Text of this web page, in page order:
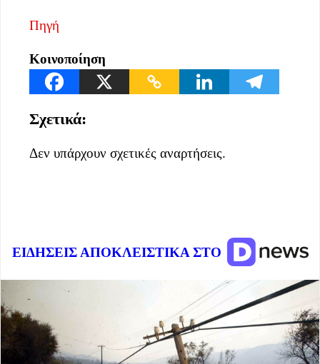
Πηγή
Κοινοποίηση
Σχετικά:
Δεν υπάρχουν σχετικές αναρτήσεις.
ΕΙΔΗΣΕΙΣ ΑΠΟΚΛΕΙΣΤΙΚΑ ΣΤΟ